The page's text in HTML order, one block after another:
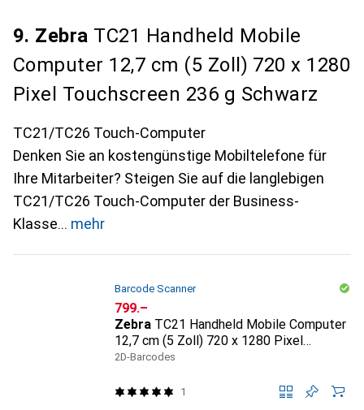
9. Zebra TC21 Handheld Mobile
Computer 12,7 cm (5 Zoll) 720 x 1280
Pixel Touchscreen 236 g Schwarz
TC21/TC26 Touch-Computer
Denken Sie an kostengünstige Mobiltelefone für
Ihre Mitarbeiter? Steigen Sie auf die langlebigen
TC21/TC26 Touch-Computer der Business-
Klasse
mehr
Barcode Scanner
CHF
799.–
Zebra TC21 Handheld Mobile Computer
12,7 cm (5 Zoll) 720 x 1280 Pixel
Touchscreen 236 g Schwarz
2D-Barcodes
1